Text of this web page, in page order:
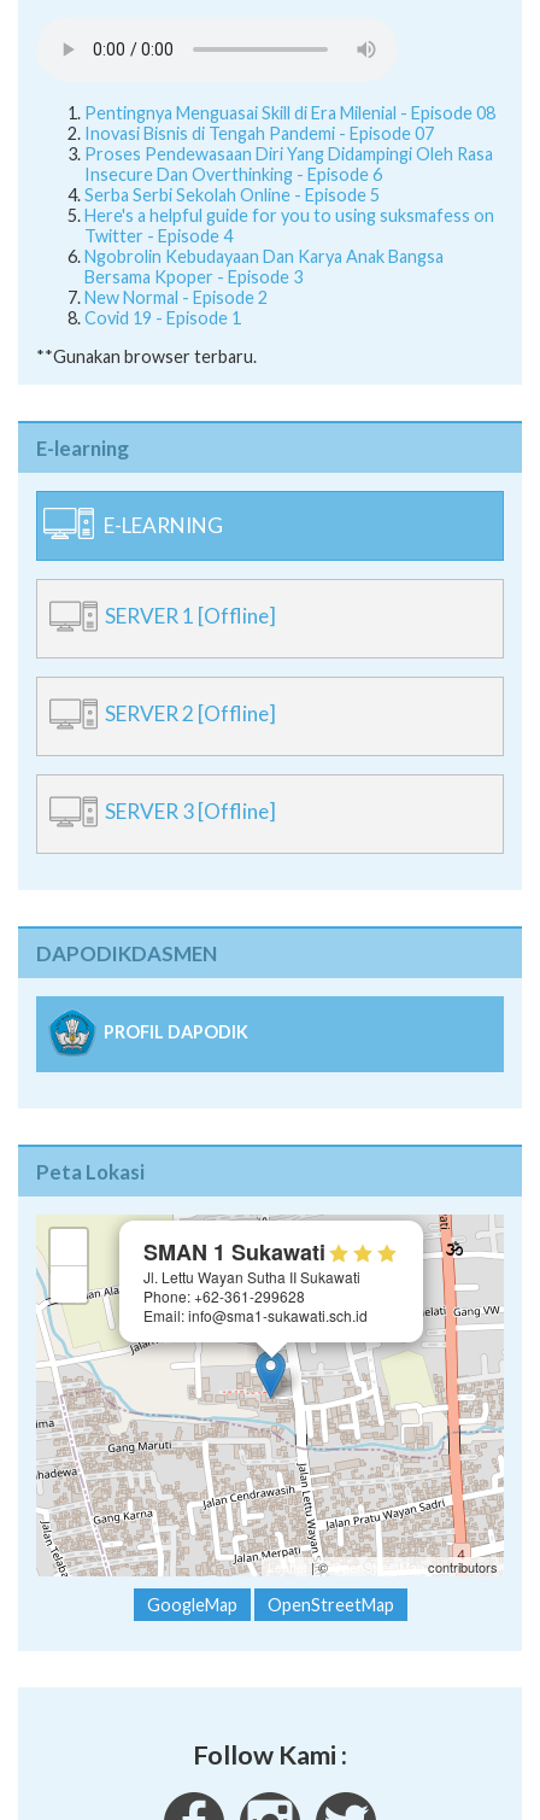
Pentingnya Menguasai Skill di Era Milenial - Episode 08
Inovasi Bisnis di Tengah Pandemi - Episode 07
Proses Pendewasaan Diri Yang Didampingi Oleh Rasa
Insecure Dan Overthinking - Episode 6
Serba Serbi Sekolah Online - Episode 5
Here's a helpful guide for you to using suksmafess on
Twitter - Episode 4
Ngobrolin Kebudayaan Dan Karya Anak Bangsa
Bersama Kpoper - Episode 3
New Normal - Episode 2
Covid 19 - Episode 1
**Gunakan browser terbaru.
E-learning
E-LEARNING
SERVER 1 [Offline]
SERVER 2 [Offline]
SERVER 3 [Offline]
DAPODIKDASMEN
PROFIL DAPODIK
Peta Lokasi
SMAN 1 Sukawati
Jl. Lettu Wayan Sutha II Sukawati
Phone: +62-361-299628
Email: info@sma1-sukawati.sch.id
Leaflet | ©OpenStreetMap contributors
GoogleMap OpenStreetMap
Follow Kami :